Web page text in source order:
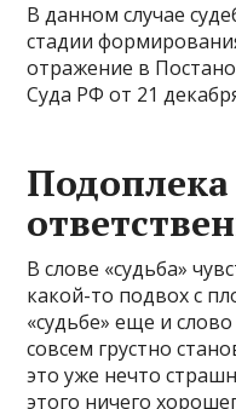
В данном случае
стадии
отражение в
Суда РФ от 21
Подоплека
В слове «судьба»
какой-то подвох с
«судьбе» еще и
совсем грустно
это уже нечто
этого ничего